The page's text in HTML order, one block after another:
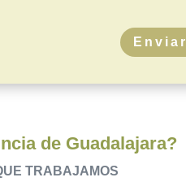
Enviar
de Guadalajara?
TRABAJAMOS